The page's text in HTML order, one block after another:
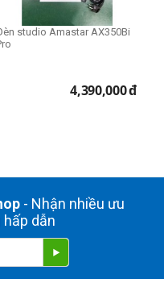
studio Amastar AX350Bi
4,390,000đ
- Nhận nhiều ưu
hấp dẫn